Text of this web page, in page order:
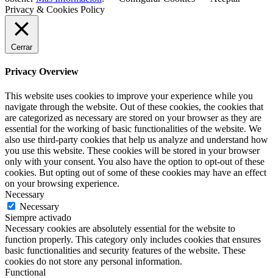
Privacy & Cookies Policy
Cerrar
Privacy Overview
This website uses cookies to improve your experience while you
navigate through the website. Out of these cookies, the cookies that
are categorized as necessary are stored on your browser as they are
essential for the working of basic functionalities of the website. We
also use third-party cookies that help us analyze and understand how
you use this website. These cookies will be stored in your browser
only with your consent. You also have the option to opt-out of these
cookies. But opting out of some of these cookies may have an effect
on your browsing experience.
Necessary
Necessary
Siempre activado
Necessary cookies are absolutely essential for the website to
function properly. This category only includes cookies that ensures
basic functionalities and security features of the website. These
cookies do not store any personal information.
Functional